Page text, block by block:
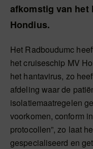
afkomstig van het
Hondius.
Het Radboudumc
het cruiseschip MV
het hantavirus, zo
afdeling waar de
isolatiemaatregelen
voorkomen, conform
protocollen”, zo laat
gespecialiseerd en